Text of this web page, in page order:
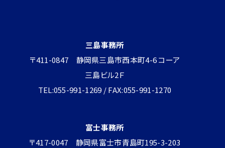
三島事務所
〒411-0847 静岡県三島市西本町4-6 コーア
三島ビル2Ｆ
TEL:055-991-1269 / FAX:055-991-1270
富士事務所
〒417-0047 静岡県富士市青島町195-3-203